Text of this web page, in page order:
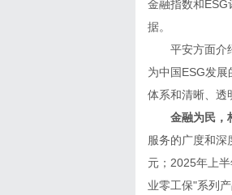
金融指数和ESG
据。
平安方面介绍
为中国ESG发
体系和清晰、透
金融为民，构
服务的广度和
元；2025年上
业零工保"系列